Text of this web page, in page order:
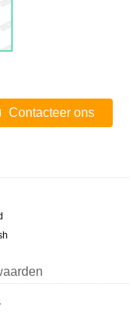
Contacteer ons